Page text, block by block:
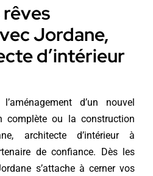
rêves
Jordane,
d’intérieur
d’un nouvel
complète ou la construction
architecte d’intérieur à
de confiance. Dès les
s’attache à cerner vos